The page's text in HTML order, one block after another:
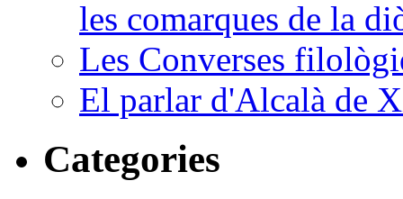
les comarques de la
Les Converses
El parlar d'Alcalà de
Categories